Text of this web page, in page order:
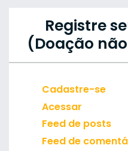
Registre
(Doação
Cadastre-se
Acessar
Feed de posts
Feed de